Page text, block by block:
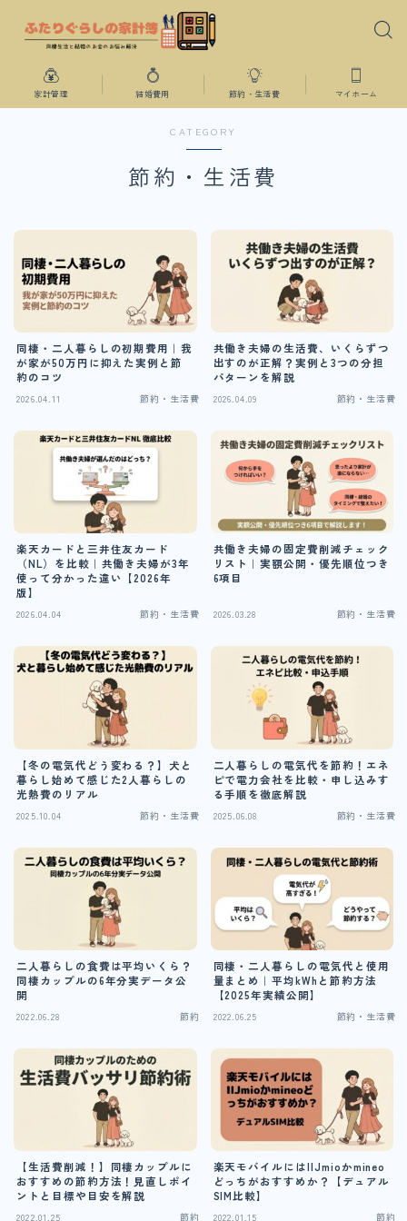
家計管理 結婚費用 節約・生活費 マイホーム
CATEGORY
節約・生活費
同棲・二人暮らしの初期費用｜我
が家が50万円に抑えた実例と節
約のコツ
2026.04.11 節約・生活費
共働き夫婦の生活費、いくらずつ
出すのが正解？実例と3つの分担
パターンを解説
2026.04.09 節約・生活費
楽天カードと三井住友カード
（NL）を比較｜共働き夫婦が3年
使って分かった違い【2026年
版】
2026.04.04 節約・生活費
共働き夫婦の固定費削減チェック
リスト｜実額公開・優先順位つき
6項目
2026.03.28 節約・生活費
【冬の電気代どう変わる？】犬と
暮らし始めて感じた2人暮らしの
光熱費のリアル
2025.10.04 節約・生活費
二人暮らしの電気代を節約！エネ
ピで電力会社を比較・申し込みす
る手順を徹底解説
2025.06.08 節約・生活費
二人暮らしの食費は平均いくら？
同棲カップルの6年分実データ公
開
2022.06.28 節約
同棲・二人暮らしの電気代と使用
量まとめ｜平均kWhと節約方法
【2025年実績公開】
2022.06.25 節約・生活費
【生活費削減！】同棲カップルに
おすすめの節約方法！見直しポイ
ントと目標や目安を解説
2022.01.25 節約
楽天モバイルにはIIJmioかmineo
どっちがおすすめか？【デュアル
SIM比較】
2022.01.15 節約